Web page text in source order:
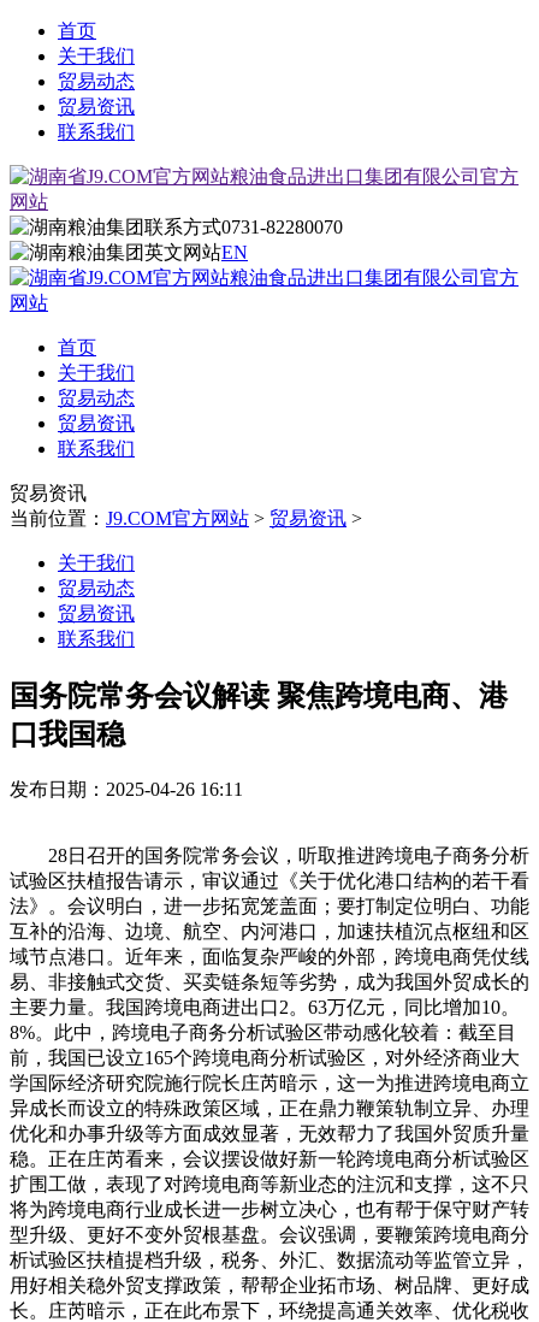
首页
关于我们
贸易动态
贸易资讯
联系我们
0731-82280070
EN
首页
关于我们
贸易动态
贸易资讯
联系我们
贸易资讯
当前位置： J9.COM官方网站 > 贸易资讯 >
关于我们
贸易动态
贸易资讯
联系我们
国务院常务会议解读 聚焦跨境电商、港
口我国稳
发布日期：2025-04-26 16:11
28日召开的国务院常务会议，听取推进跨境电子商务分析
试验区扶植报告请示，审议通过《关于优化港口结构的若干看
法》。会议明白，进一步拓宽笼盖面；要打制定位明白、功能
互补的沿海、边境、航空、内河港口，加速扶植沉点枢纽和区
域节点港口。近年来，面临复杂严峻的外部，跨境电商凭仗线
易、非接触式交货、买卖链条短等劣势，成为我国外贸成长的
主要力量。我国跨境电商进出口2。63万亿元，同比增加10。
8%。此中，跨境电子商务分析试验区带动感化较着：截至目
前，我国已设立165个跨境电商分析试验区，对外经济商业大
学国际经济研究院施行院长庄芮暗示，这一为推进跨境电商立
异成长而设立的特殊政策区域，正在鼎力鞭策轨制立异、办理
优化和办事升级等方面成效显著，无效帮力了我国外贸质升量
稳。正在庄芮看来，会议摆设做好新一轮跨境电商分析试验区
扩围工做，表现了对跨境电商等新业态的注沉和支撑，这不只
将为跨境电商行业成长进一步树立决心，也有帮于保守财产转
型升级、更好不变外贸根基盘。会议强调，要鞭策跨境电商分
析试验区扶植提档升级，税务、外汇、数据流动等监管立异，
用好相关稳外贸支撑政策，帮帮企业拓市场、树品牌、更好成
长。庄芮暗示，正在此布景下，环绕提高通关效率、优化税收